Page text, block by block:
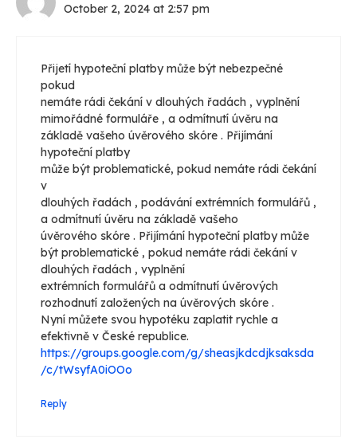
October 2, 2024 at 2:57 pm
Přijetí hypoteční platby může být nebezpečné
pokud
nemáte rádi čekání v dlouhých řadách , vyplnění
mimořádné formuláře , a odmítnutí úvěru na
základě vašeho úvěrového skóre . Přijímání
hypoteční platby
může být problematické, pokud nemáte rádi čekání
v
dlouhých řadách , podávání extrémních formulářů ,
a odmítnutí úvěru na základě vašeho
úvěrového skóre . Přijímání hypoteční platby může
být problematické , pokud nemáte rádi čekání v
dlouhých řadách , vyplnění
extrémních formulářů a odmítnutí úvěrových
rozhodnutí založených na úvěrových skóre .
Nyní můžete svou hypotéku zaplatit rychle a
efektivně v České republice.
https://groups.google.com/g/sheasjkdcdjksaksda
/c/tWsyfA0iOOo
Reply